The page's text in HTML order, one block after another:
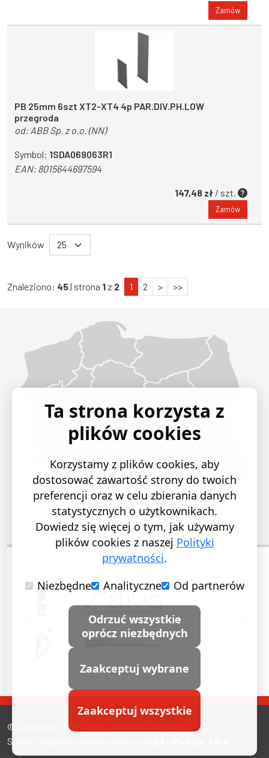
Zamów
PB 25mm 6szt XT2-XT4 4p PAR.DIV.PH.LOW
przegroda
od: ABB Sp. z o.o. (NN)
Symbol: 1SDA069063R1
EAN:8015644697594
147,48 zł / szt.
Zamów
Wyników
Znaleziono: 45| strona 1 z 2 1 2 > >>
POPRZEDNI SLAJD
© Copyrights 2007-2026. All Rights Reserved.
System Megacennik jest własnością
Ta strona korzysta z
plików cookies
Korzystamy z plików cookies, aby
dostosować zawartość strony do twoich
preferencji oraz w celu zbierania danych
statystycznych o użytkownikach.
Dowiedz się więcej o tym, jak używamy
plików cookies z naszej Polityki
prywatności.
Niezbędne
Analityczne Od partnerów
Odrzuć wszystkie
oprócz niezbędnych
Zaakceptuj wybrane
Zaakceptuj wszystkie